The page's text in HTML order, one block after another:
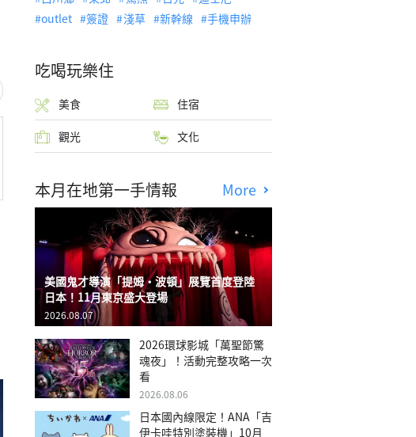
outlet
簽證 淺草 新幹線 手機申辦
吃喝玩樂住
美食 住宿
觀光 文化
本月在地第一手情報 More
美國鬼才導演「提姆・波頓」展覽首度登陸
日本！11月東京盛大登場
2026.08.07
2026環球影城「萬聖節驚
魂夜」！活動完整攻略一次
看
2026.08.06
日本國內線限定！ANA「吉
伊卡哇特別塗裝機」10月